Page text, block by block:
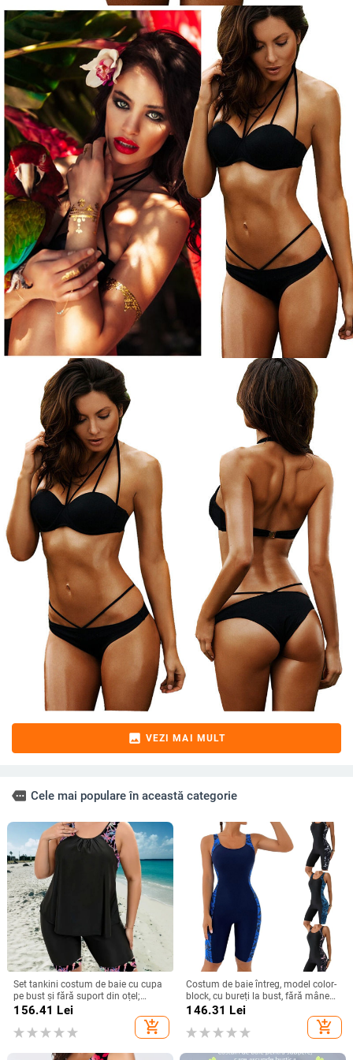
image VEZI MAI MULT
more Cele mai populare în această categorie
Set tankini costum de baie cu cupa
pe bust și fără suport din oțel;
material poliester; conținut poliester
elasticitate înaltă; potrivit pentru
156.41 Lei
add_shopping_cart
Costum de baie întreg, model color-
block, cu bureți la bust, fără mâneci,
poliester
146.31 Lei
add_shopping_cart